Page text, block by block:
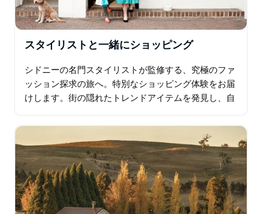
スタイリストと一緒にショッピング
シドニーの名門スタイリストが監修する、究極のファ
ッション探求の旅へ。特別なショッピング体験をお届
けします。街の隠れたトレンドアイテムを発見し、自
闊歩しましょう…